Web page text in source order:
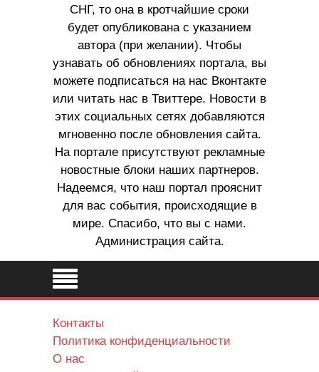
СНГ, то она в кротчайшие сроки
будет опубликована с указанием
автора (при желании). Чтобы
узнавать об обновлениях портала, вы
можете подписаться на нас Вконтакте
или читать нас в Твиттере. Новости в
этих социальных сетях добавляются
мгновенно после обновления сайта.
На портале присутствуют рекламные
новостные блоки наших партнеров.
Надеемся, что наш портал прояснит
для вас события, происходящие в
мире. Спасибо, что вы с нами.
Администрация сайта.
Контакты
Политика конфиденциальности
О нас